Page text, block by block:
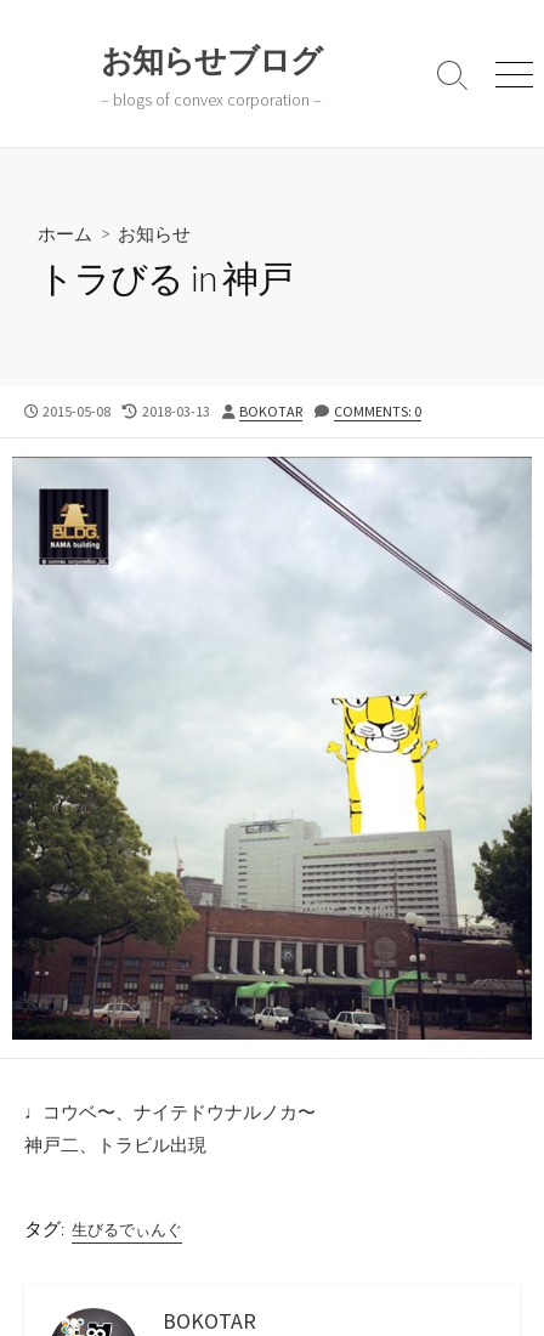
お知らせブログ
– blogs of convex corporation –
検
メ
ホーム > お知らせ
トラびる in 神戸
公
日
2015-05-08
最
更
2018-03-13
投
者
BOKOTAR COMMENTS: 0
♩コウベ〜、ナイテドウナルノカ〜
神戸二、トラビル出現
タグ: 生びるでぃんぐ
BOKOTAR